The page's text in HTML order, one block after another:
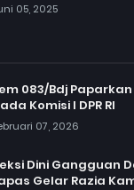
05, 2025
083/Bdj
Komisi I DPR RI
07, 2026
Dini Gangguan
Gelar Razia